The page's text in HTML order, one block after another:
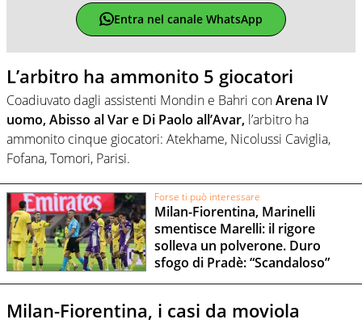
Entra nel canale WhatsApp
L’arbitro ha ammonito 5 giocatori
Coadiuvato dagli assistenti Mondin e Bahri conArena IV
uomo, Abisso al Var e Di Paolo all’Avar, l’arbitro ha
ammonito cinque giocatori: Atekhame, Nicolussi Caviglia,
Fofana, Tomori, Parisi.
Forse ti può interessare
Milan-Fiorentina, Marinelli
smentisce Marelli: il rigore
solleva un polverone. Duro
sfogo di Pradè: “Scandaloso”
Milan-Fiorentina, i casi da moviola